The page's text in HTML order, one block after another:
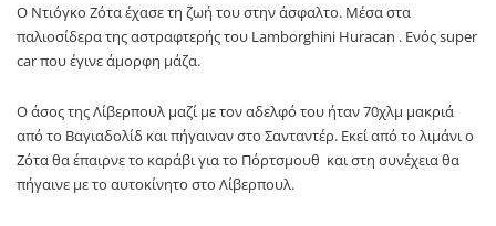
O Ντιόγκο Ζότα έχασε τη ζωή του στην άσφαλτο. Μέσα στα
παλιοσίδερα της αστραφτερής του Lamborghini Huracan . Ενός super
car που έγινε άμορφη μάζα.
Ο άσος της Λίβερπουλ μαζί με τον αδελφό του ήταν 70χλμ μακριά
από το Βαγιαδολίδ και πήγαιναν στο Σανταντέρ. Εκεί από το λιμάνι ο
Ζότα θα έπαιρνε το καράβι για το Πόρτσμουθ και στη συνέχεια θα
πήγαινε με το αυτοκίνητο στο Λίβερπουλ.